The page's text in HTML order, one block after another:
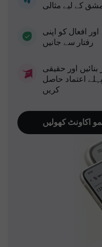
کے لیے مثالی
افعال کو اپنی
رفتار سے جانیں
اور حقیقی
اعتماد حاصل
کریں
اکاونٹ کھولیں